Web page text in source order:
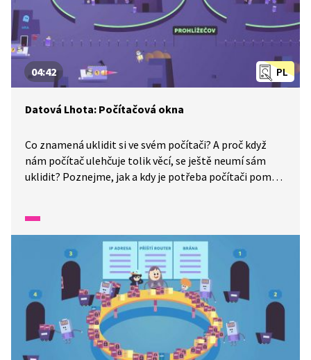
PL
04:42
Datová Lhota: Počítačová okna
Co znamená uklidit si ve svém počítači? A proč když
nám počítač ulehčuje tolik věcí, se ještě neumí sám
uklidit? Poznejme, jak a kdy je potřeba počítači pomoci